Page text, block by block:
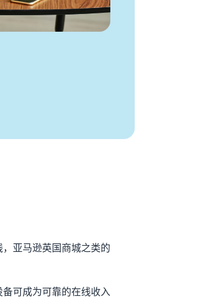
亚马逊英国商城之类的
可成为可靠的在线收入